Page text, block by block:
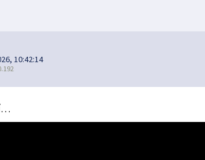
10:42:14